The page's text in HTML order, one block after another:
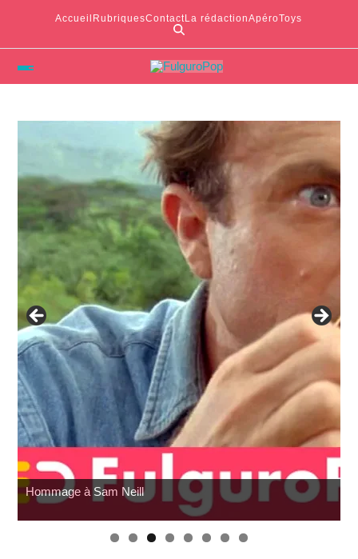
Accueil RubriquesContactLa rédactionApéroToys
G.I. Joe : SNAKE Armor à prix cassé chez Amazon